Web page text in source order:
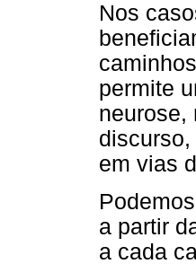
Nos
permite
neurose,
em vias
a partir
a cada